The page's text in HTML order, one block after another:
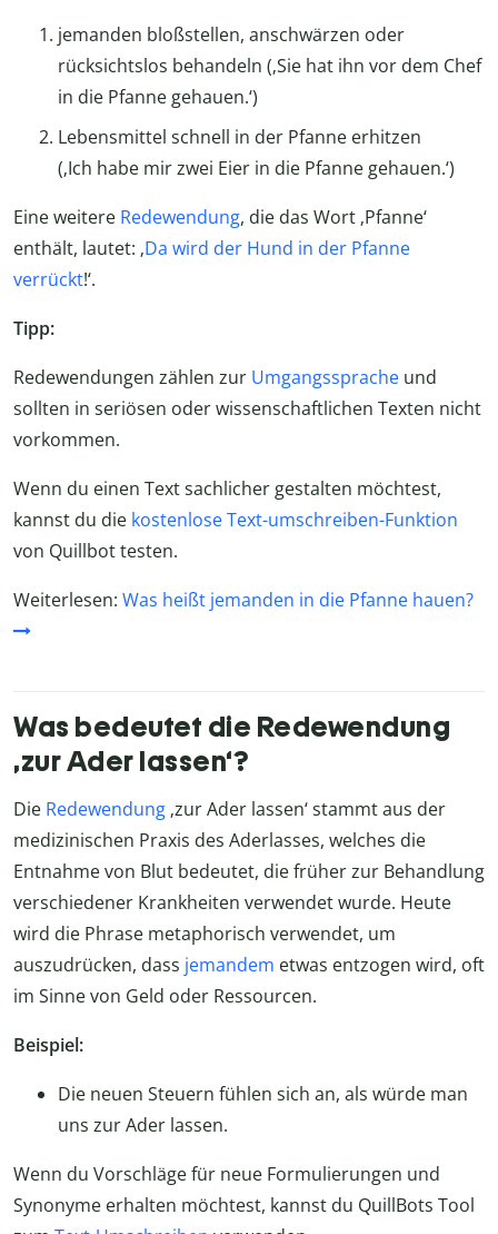
jemanden bloßstellen, anschwärzen oder
rücksichtslos behandeln (‚Sie hat ihn vor dem Chef
in die Pfanne gehauen.‘)
Lebensmittel schnell in der Pfanne erhitzen
(‚Ich habe mir zwei Eier in die Pfanne gehauen.‘)
Eine weitere Redewendung, die das Wort ‚Pfanne‘
enthält, lautet: ‚Da wird der Hund in der Pfanne
verrückt!‘.
Tipp:
Redewendungen zählen zur Umgangssprache und
sollten in seriösen oder wissenschaftlichen Texten nicht
vorkommen.
Wenn du einen Text sachlicher gestalten möchtest,
kannst du die kostenlose Text-umschreiben-Funktion
von Quillbot testen.
Weiterlesen: Was heißt jemanden in die Pfanne hauen?
Was bedeutet die Redewendung
‚zur Ader lassen‘?
Die Redewendung ‚zur Ader lassen‘ stammt aus der
medizinischen Praxis des Aderlasses, welches die
Entnahme von Blut bedeutet, die früher zur Behandlung
verschiedener Krankheiten verwendet wurde. Heute
wird die Phrase metaphorisch verwendet, um
auszudrücken, dass jemandem etwas entzogen wird, oft
im Sinne von Geld oder Ressourcen.
Beispiel:
Die neuen Steuern fühlen sich an, als würde man
uns zur Ader lassen.
Wenn du Vorschläge für neue Formulierungen und
Synonyme erhalten möchtest, kannst du QuillBots Tool